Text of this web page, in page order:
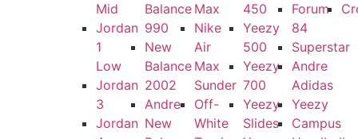
Mid
Jordan
1
Low
Jordan
3
Jordan
Balance
990
New
Balance
2002
Andre
New
Max
Nike
Air
Max
Sunder
Off-
White
450
Yeezy
500
Yeezy
700
Yeezy
Slides
Forum
84
Superstar
Andre
Adidas
Yeezy
Campus